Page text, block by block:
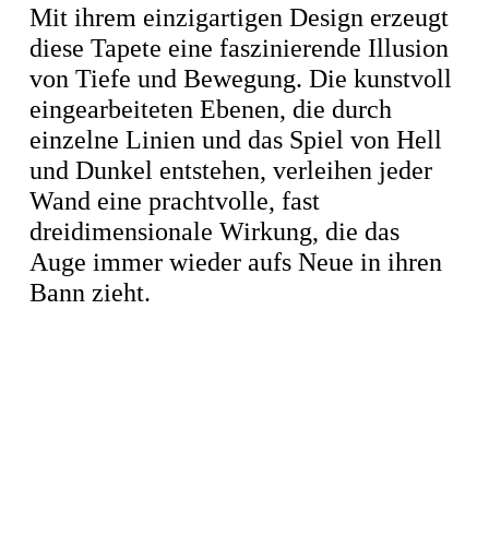
Mit ihrem einzigartigen Design erzeugt
diese Tapete eine faszinierende Illusion
von Tiefe und Bewegung. Die kunstvoll
eingearbeiteten Ebenen, die durch
einzelne Linien und das Spiel von Hell
und Dunkel entstehen, verleihen jeder
Wand eine prachtvolle, fast
dreidimensionale Wirkung, die das
Auge immer wieder aufs Neue in ihren
Bann zieht.